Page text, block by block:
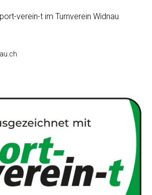
verein-t im Turnverein Widnau